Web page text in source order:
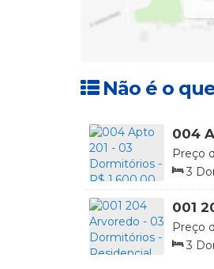
Não é o
004
Diária
Preço
258,
3
001
Diária
Preço
4
3